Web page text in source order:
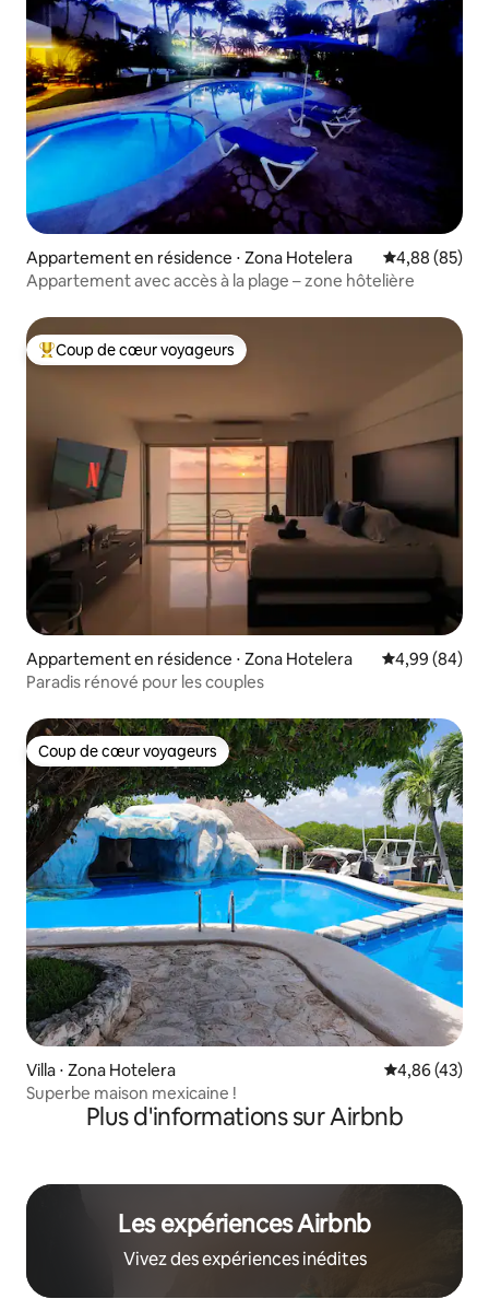
Appartement en résidence ⋅ Zona Hotelera Évaluation
4,88 (85)
Appartement avec accès à la plage – zone hôtelière
Coups de cœur voyageurs les plus appréciés
Coup de cœur voyageurs
Appartement en résidence ⋅ Zona Hotelera Évaluation
4,99 (84)
Paradis rénové pour les couples
Coup de cœur voyageurs
Coup de cœur voyageurs
Villa ⋅ Zona Hotelera Évaluation
4,86 (43)
Superbe maison mexicaine !
Plus d'informations sur Airbnb
Les expériences Airbnb
Vivez des expériences inédites